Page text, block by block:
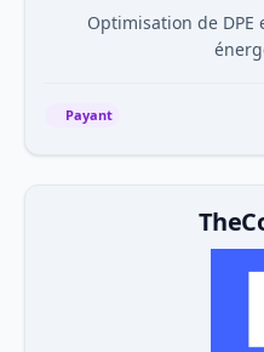
Optimisation de
Payant